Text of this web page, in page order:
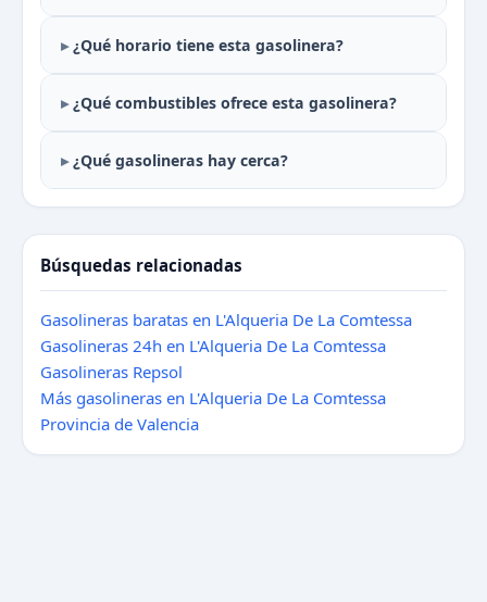
¿Qué horario tiene esta gasolinera?
¿Qué combustibles ofrece esta gasolinera?
¿Qué gasolineras hay cerca?
Búsquedas relacionadas
Gasolineras baratas en L'Alqueria De La Comtessa
Gasolineras 24h en L'Alqueria De La Comtessa
Gasolineras Repsol
Más gasolineras en L'Alqueria De La Comtessa
Provincia de Valencia